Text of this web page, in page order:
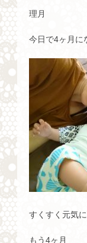
理月
今日で4ヶ月に
すくすく元気
もう4ヶ月